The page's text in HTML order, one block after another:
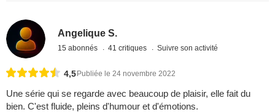
Angelique S.
15 abonnés 41 critiques Suivre son activité
4,5Publiée le 24 novembre 2022
Une série qui se regarde avec beaucoup de plaisir, elle fait du
bien. C'est fluide, pleins d'humour et d'émotions.